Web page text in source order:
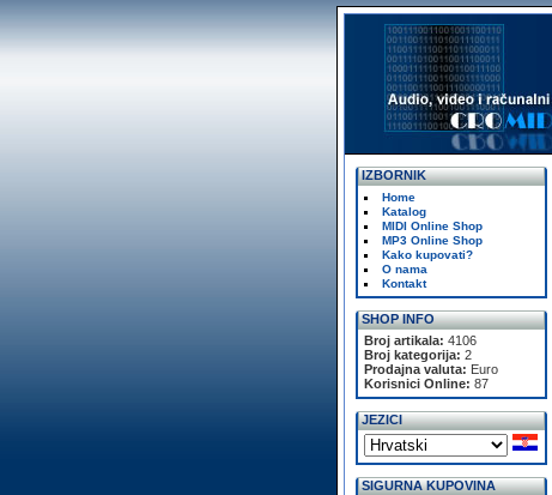
IZBORNIK
Home
Katalog
MIDI Online Shop
MP3 Online Shop
Kako kupovati?
O nama
Kontakt
SHOP INFO
Broj artikala: 4106
Broj kategorija: 2
Prodajna valuta: Euro
Korisnici Online: 87
JEZICI
SIGURNA KUPOVINA